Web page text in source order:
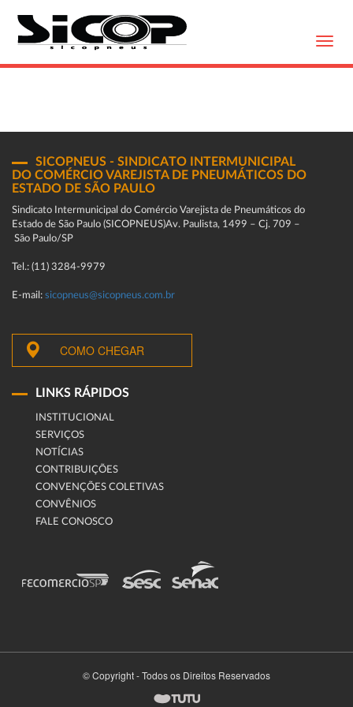
SICOPNEUS - SINDICATO INTERMUNICIPAL
DO COMÉRCIO VAREJISTA DE PNEUMÁTICOS DO
ESTADO DE SÃO PAULO
Sindicato Intermunicipal do Comércio Varejista de Pneumáticos do
Estado de São Paulo (SICOPNEUS)Av. Paulista, 1499 – Cj. 709 –
São Paulo/SP
Tel.: (11) 3284-9979
E-mail: sicopneus@sicopneus.com.br
COMO CHEGAR
LINKS RÁPIDOS
INSTITUCIONAL
SERVIÇOS
NOTÍCIAS
CONTRIBUIÇÕES
CONVENÇÕES COLETIVAS
CONVÊNIOS
FALE CONOSCO
© Copyright - Todos os Direitos Reservados